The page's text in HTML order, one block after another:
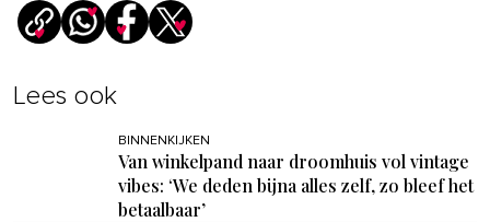
Lees ook
BINNENKIJKEN
Van winkelpand naar droomhuis vol vintage
vibes: ‘We deden bijna alles zelf, zo bleef het
betaalbaar’